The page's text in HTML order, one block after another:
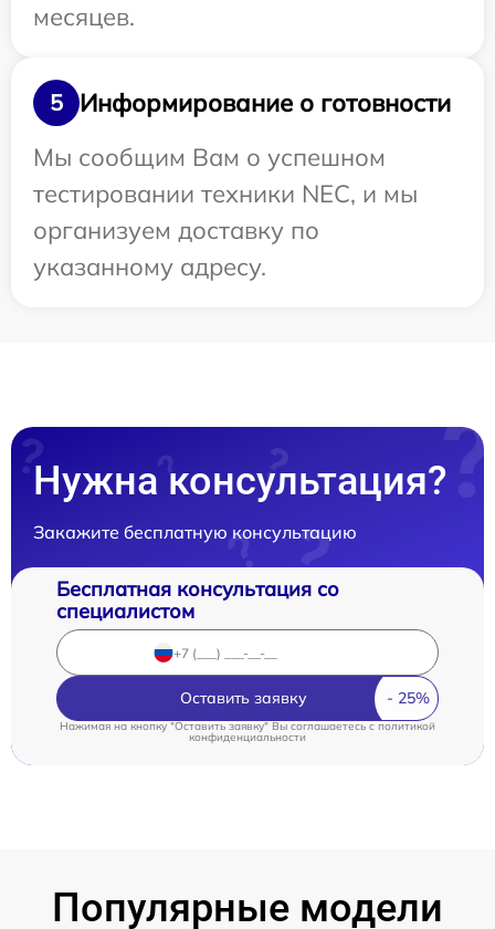
месяцев.
5
Информирование о готовности
Мы сообщим Вам о успешном
тестировании техники NEC, и мы
организуем доставку по
указанному адресу.
Нужна консультация?
Закажите бесплатную консультацию
Бесплатная консультация со
специалистом
Оставить заявку
Нажимая на кнопку "Оставить заявку" Вы соглашаетесь cполитикой
конфиденциальности
Популярные модели